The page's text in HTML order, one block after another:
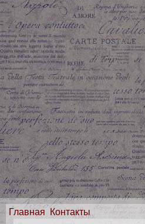
Главная Контакты